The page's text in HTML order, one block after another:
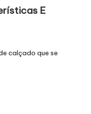
E
calçado que se